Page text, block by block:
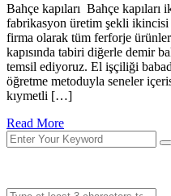
Bahçe kapıları Bahçe
fabrikasyon üretim şekli
firma olarak tüm ferforje
kapısında tabiri diğerle demir
temsil ediyoruz. El işçiliği
öğretme metoduyla seneler
kıymetli […]
Read More